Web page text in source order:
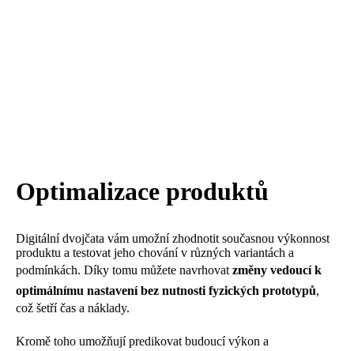
Optimalizace produktů
Digitální dvojčata vám umožní zhodnotit současnou výkonnost
produktu a testovat jeho chování v různých variantách a
podmínkách. Díky tomu můžete navrhovat změny vedoucí k
optimálnímu nastavení bez nutnosti fyzických prototypů,
což šetří čas a náklady.
Kromě toho umožňují predikovat budoucí výkon a